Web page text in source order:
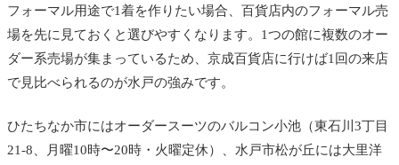
フォーマル用途で1着を作りたい場合、百貨店内のフォーマル売
場を先に見ておくと選びやすくなります。1つの館に複数のオー
ダー系売場が集まっているため、京成百貨店に行けば1回の来店
で見比べられるのが水戸の強みです。
ひたちなか市にはオーダースーツのバルコン小池（東石川3丁目
21-8、月曜10時〜20時・火曜定休）、水戸市松が丘には大里洋